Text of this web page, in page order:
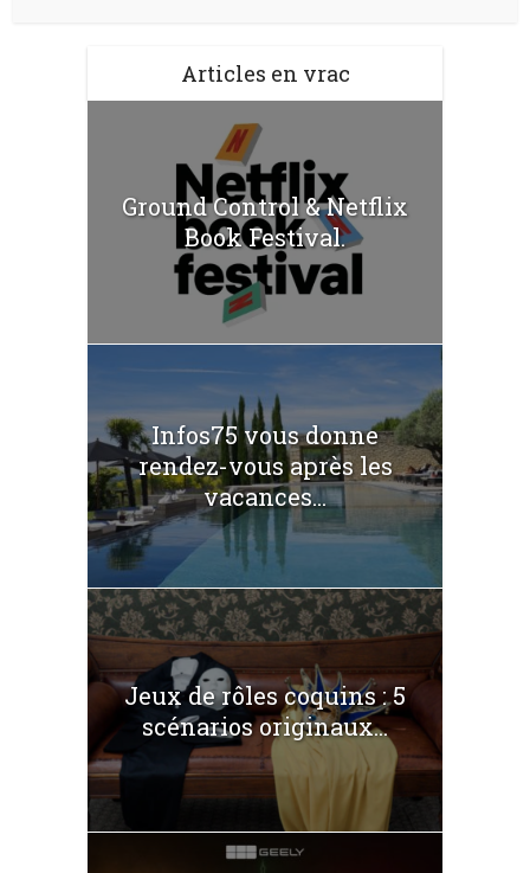
Articles en vrac
Ground Control & Netflix
Book Festival.
Infos75 vous donne
rendez-vous après les
vacances...
Jeux de rôles coquins : 5
scénarios originaux...